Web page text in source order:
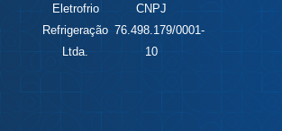
Eletrofrio
Refrigeração
Ltda.
CNPJ
76.498.179/0001-
10